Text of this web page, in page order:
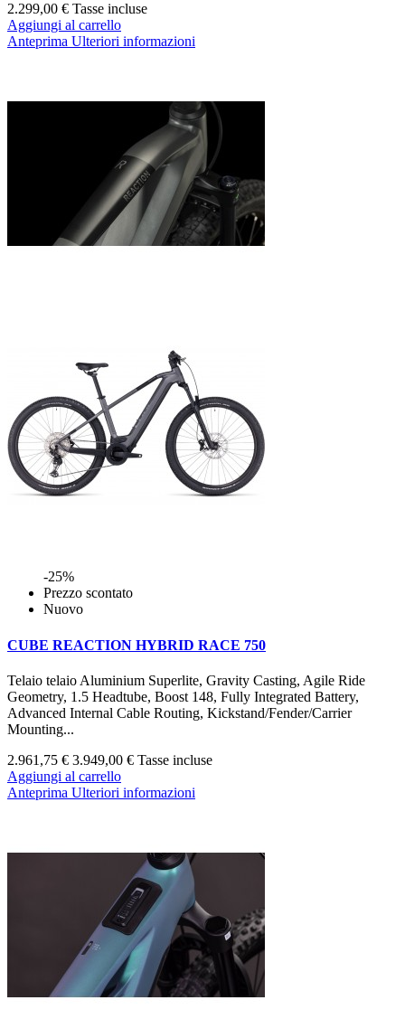
2.299,00 € Tasse incluse
Aggiungi al carrello
Anteprima Ulteriori informazioni
-25%
Prezzo scontato
Nuovo
CUBE REACTION HYBRID RACE 750
Telaio telaio Aluminium Superlite, Gravity Casting, Agile Ride
Geometry, 1.5 Headtube, Boost 148, Fully Integrated Battery,
Advanced Internal Cable Routing, Kickstand/Fender/Carrier
Mounting...
2.961,75 € 3.949,00 € Tasse incluse
Aggiungi al carrello
Anteprima Ulteriori informazioni